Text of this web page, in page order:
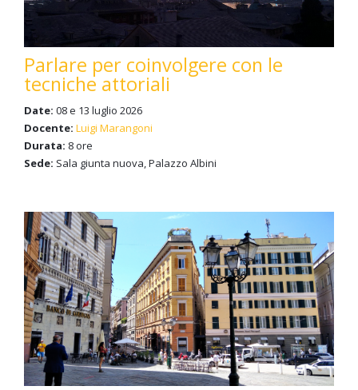
Parlare per coinvolgere con le
tecniche attoriali
Date: 08 e 13 luglio 2026
Docente: Luigi Marangoni
Durata: 8 ore
Sede: Sala giunta nuova, Palazzo Albini